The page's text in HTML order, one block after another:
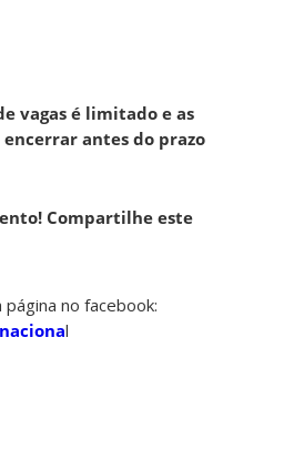
vagas é limitado e as
antes do prazo
Compartilhe este
no facebook:
l